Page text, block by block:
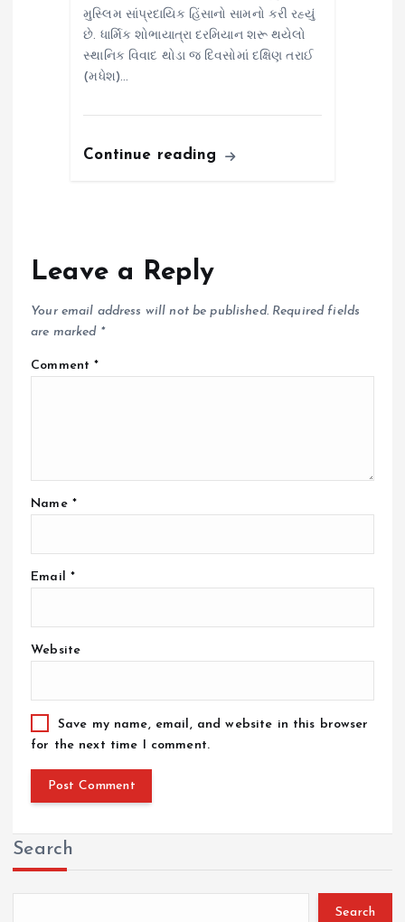
મુસ્લિમ સાંપ્રદાયિક હિંસાનો સામનો કરી રહ્યું
છે. ધાર્મિક શોભાયાત્રા દરમિયાન શરૂ થયેલો
સ્થાનિક વિવાદ થોડા જ દિવસોમાં દક્ષિણ તરાઈ
(મધેશ)…
Continue reading
Leave a Reply
Your email address will not be published. Required fields
are marked *
Comment*
Name *
Email *
Website
Save my name, email, and website in this browser
for the next time I comment.
Search
Search